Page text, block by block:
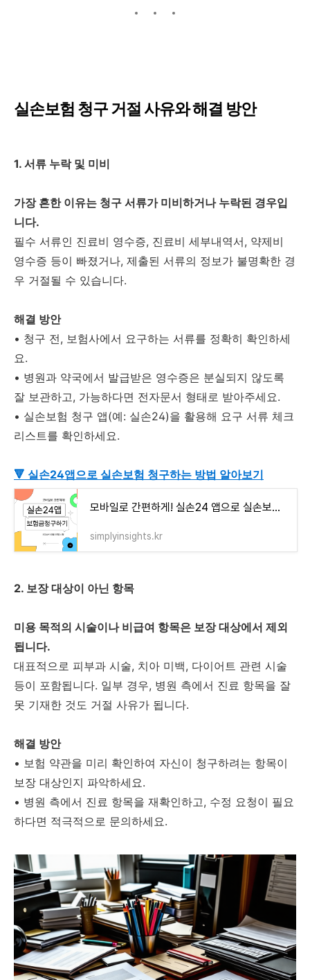
실손보험 청구 거절 사유와 해결 방안
1. 서류 누락 및 미비
가장 흔한 이유는 청구 서류가 미비하거나 누락된 경우입
니다.
필수 서류인 진료비 영수증, 진료비 세부내역서, 약제비
영수증 등이 빠졌거나, 제출된 서류의 정보가 불명확한 경
우 거절될 수 있습니다.
해결 방안
• 청구 전, 보험사에서 요구하는 서류를 정확히 확인하세
요.
• 병원과 약국에서 발급받은 영수증은 분실되지 않도록
잘 보관하고, 가능하다면 전자문서 형태로 받아주세요.
• 실손보험 청구 앱(예: 실손24)을 활용해 요구 서류 체크
리스트를 확인하세요.
🔻 실손24앱으로 실손보험 청구하는 방법 알아보기
모바일로 간편하게! 실손24 앱으로 실손보험 청구하기
simplyinsights.kr
2. 보장 대상이 아닌 항목
미용 목적의 시술이나 비급여 항목은 보장 대상에서 제외
됩니다.
대표적으로 피부과 시술, 치아 미백, 다이어트 관련 시술
등이 포함됩니다. 일부 경우, 병원 측에서 진료 항목을 잘
못 기재한 것도 거절 사유가 됩니다.
해결 방안
• 보험 약관을 미리 확인하여 자신이 청구하려는 항목이
보장 대상인지 파악하세요.
• 병원 측에서 진료 항목을 재확인하고, 수정 요청이 필요
하다면 적극적으로 문의하세요.